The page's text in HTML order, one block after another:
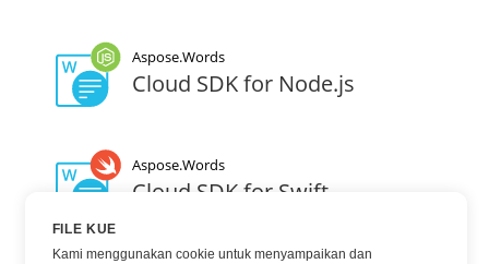
Aspose.Words
Cloud SDK for Node.js
Aspose.Words
Cloud SDK for Swift
FILE KUE
Kami menggunakan cookie untuk menyampaikan dan